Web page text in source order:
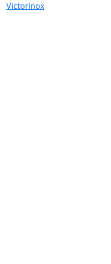
Victorinox